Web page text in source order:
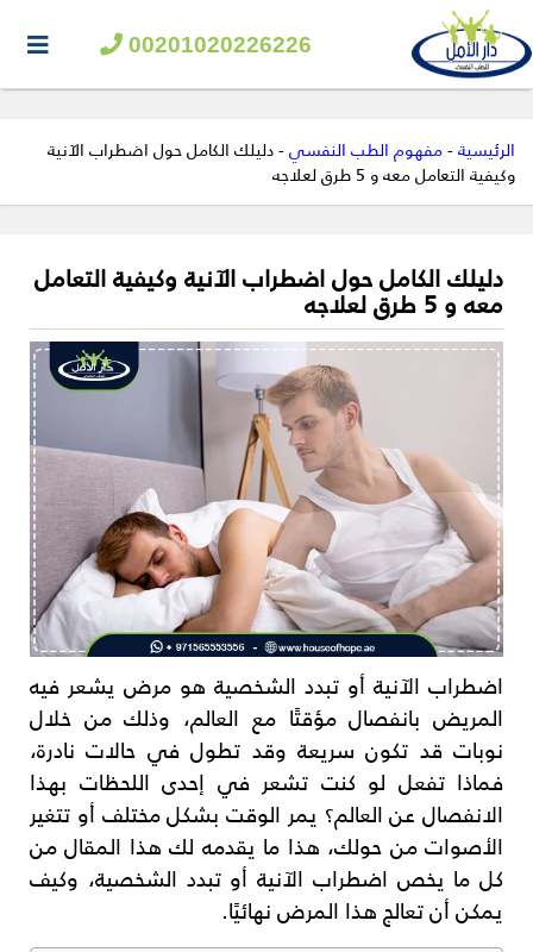
00201020226226
الرئيسية-مفهوم الطب النفسي-دليلك الكامل حول اضطراب الآنية
وكيفية التعامل معه و 5 طرق لعلاجه
دليلك الكامل حول اضطراب الآنية وكيفية التعامل
معه و 5 طرق لعلاجه
اضطراب الآنية أو تبدد الشخصية هو مرض يشعر فيه
المريض بانفصال مؤقتًا مع العالم، وذلك من خلال
نوبات قد تكون سريعة وقد تطول في حالات نادرة،
فماذا تفعل لو كنت تشعر في إحدى اللحظات بهذا
الانفصال عن العالم؟ يمر الوقت بشكل مختلف أو تتغير
الأصوات من حولك، هذا ما يقدمه لك هذا المقال من
كل ما يخص اضطراب الآنية أو تبدد الشخصية، وكيف
يمكن أن تعالج هذا المرض نهائيًا.